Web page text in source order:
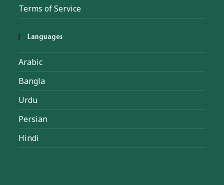
Terms of Service
Languages
Arabic
Bangla
Urdu
Persian
Hindi